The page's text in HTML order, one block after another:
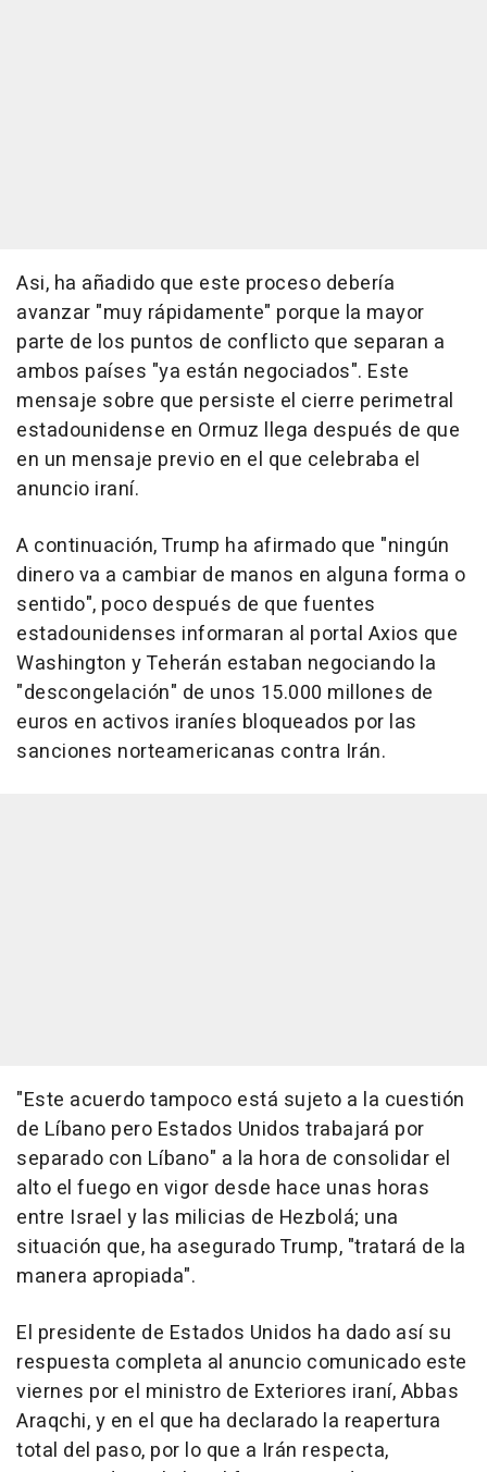
Asi, ha añadido que este proceso debería
avanzar "muy rápidamente" porque la mayor
parte de los puntos de conflicto que separan a
ambos países "ya están negociados". Este
mensaje sobre que persiste el cierre perimetral
estadounidense en Ormuz llega después de que
en un mensaje previo en el que celebraba el
anuncio iraní.
A continuación, Trump ha afirmado que "ningún
dinero va a cambiar de manos en alguna forma o
sentido", poco después de que fuentes
estadounidenses informaran al portal Axios que
Washington y Teherán estaban negociando la
"descongelación" de unos 15.000 millones de
euros en activos iraníes bloqueados por las
sanciones norteamericanas contra Irán.
"Este acuerdo tampoco está sujeto a la cuestión
de Líbano pero Estados Unidos trabajará por
separado con Líbano" a la hora de consolidar el
alto el fuego en vigor desde hace unas horas
entre Israel y las milicias de Hezbolá; una
situación que, ha asegurado Trump, "tratará de la
manera apropiada".
El presidente de Estados Unidos ha dado así su
respuesta completa al anuncio comunicado este
viernes por el ministro de Exteriores iraní, Abbas
Araqchi, y en el que ha declarado la reapertura
total del paso, por lo que a Irán respecta,